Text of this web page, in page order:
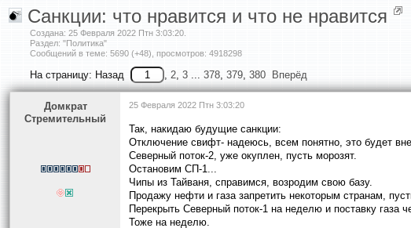
Санкции: что нравится и что не нравится
Создана: 25 Февраля 2022 Птн 3:03:20
Раздел: "Политика"
Сообщений в теме: 5690 (+48), просмотров: 4918298
На страницу: Назад , 2, 3... 378, 379, 380 Вперёд
Домкрат
Стремительный
25 Февраля 2022 Птн 3:03:20
Так, накидаю будущие санкции:
Отключение свифт- надеюсь, всем понятно, это будет
Северный поток-2, уже окуплен, пусть морозят.
Остановим СП-1...
Чипы из Тайваня, справимся, возродим свою базу.
Продажу нефти и газа запретить некоторым странам,
Перекрыть Северный поток-1 на неделю и поставку газа
Тоже на неделю.